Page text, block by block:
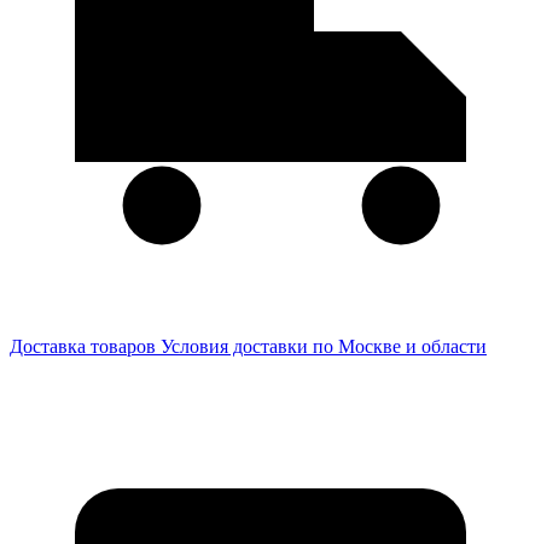
Доставка товаров Условия доставки по Москве и области